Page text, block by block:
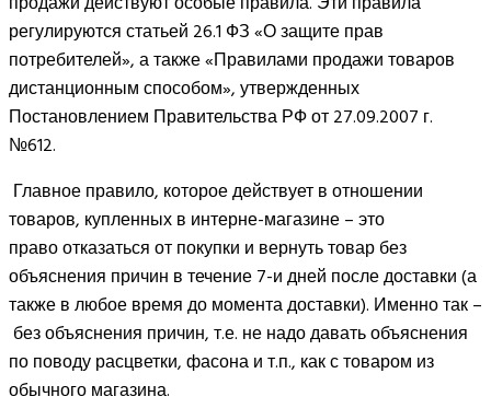
регулируются статьей 26.1 ФЗ «О защите прав
потребителей», а также «Правилами продажи товаров
дистанционным способом», утвержденных
Постановлением Правительства РФ от 27.09.2007 г.
№612.
Главное правило, которое действует в отношении
товаров, купленных в интерне-магазине – это
право отказаться от покупки и вернуть товар без
объяснения причин в течение 7-и дней после доставки (а
также в любое время до момента доставки). Именно так –
без объяснения причин, т.е. не надо давать объяснения
по поводу расцветки, фасона и т.п., как с товаром из
обычного магазина.